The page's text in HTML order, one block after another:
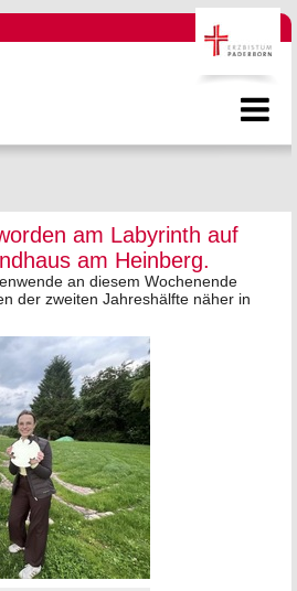
am Labyrinth auf
am Heinberg.
an diesem Wochenende
der zweiten Jahreshälfte näher in